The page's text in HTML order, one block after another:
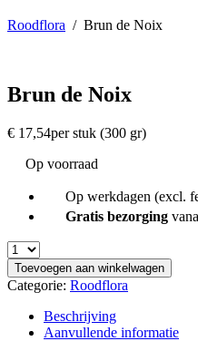
Roodflora /Brun de Noix
Brun de Noix
€ 17,54per stuk (300 gr)
Op voorraad
Op werkdagen (excl.
Gratis bezorging
Toevoegen aan winkelwagen
Categorie: Roodflora
Beschrijving
Aanvullende informatie